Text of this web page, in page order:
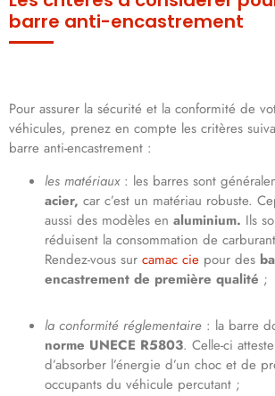
barre anti-encastrement
Pour assurer la sécurité et la conformité de
véhicules, prenez en compte les critères
barre anti-encastrement :
les matériaux: les barres sont
acier, car c’est un matériau robuste.
aussi des modèles en aluminium. Ils
réduisent la consommation de
Rendez-vous sur camac cie pour des
encastrement de première qualité ;
la conformité réglementaire : la barre
norme UNECE R5803. Celle-ci
d’absorber l’énergie d’un choc et de
occupants du véhicule percutant ;